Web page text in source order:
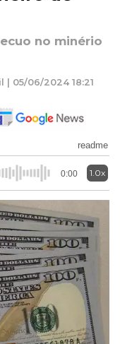
no minério
| 05/06/2024 18:21
readme
0:00 1.0x